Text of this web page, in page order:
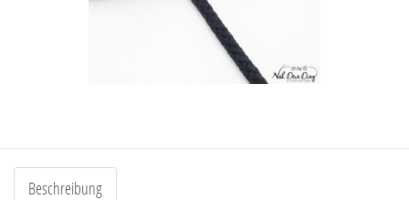
Beschreibung